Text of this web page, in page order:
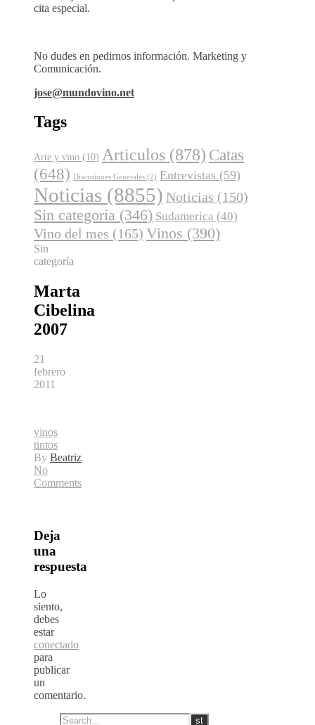
cita especial.
No dudes en pedirnos información. Marketing y
Comunicación.
jose@mundovino.net
Tags
Arte y vino (10) Articulos (878) Catas
(648) Discusiones Generales (2) Entrevistas (59)
Noticias (8855) Noticias (150)
Sin categoría (346) Sudamerica (40)
Vino del mes (165) Vinos (390)
Sin
categoría
Marta
Cibelina
2007
21
febrero
2011
vinos
tintos
By Beatriz
No
Comments
Deja
una
respuesta
Lo
siento,
debes
estar
conectado
para
publicar
un
comentario.